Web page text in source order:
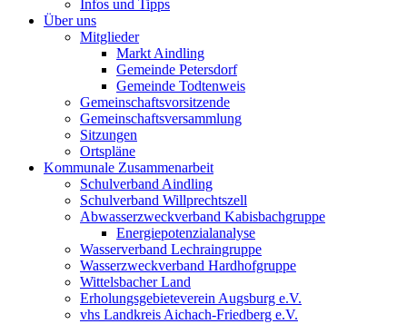
Infos und Tipps
Über uns
Mitglieder
Markt Aindling
Gemeinde Petersdorf
Gemeinde Todtenweis
Gemeinschaftsvorsitzende
Gemeinschaftsversammlung
Sitzungen
Ortspläne
Kommunale Zusammenarbeit
Schulverband Aindling
Schulverband Willprechtszell
Abwasserzweckverband Kabisbachgruppe
Energiepotenzialanalyse
Wasserverband Lechraingruppe
Wasserzweckverband Hardhofgruppe
Wittelsbacher Land
Erholungsgebieteverein Augsburg e.V.
vhs Landkreis Aichach-Friedberg e.V.